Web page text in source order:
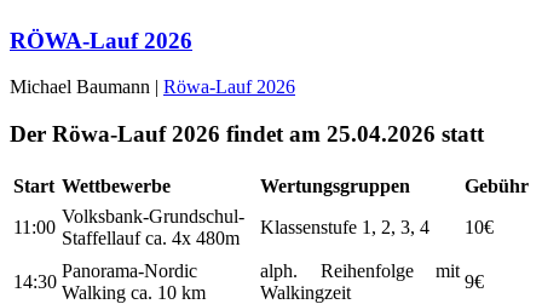
RÖWA-Lauf 2026
Michael Baumann | Röwa-Lauf 2026
Der Röwa-Lauf 2026 findet am 25.04.2026 statt
Start Wettbewerbe Wertungsgruppen
Gebühr
11:00
Volksbank-Grundschul-
Staffellauf ca. 4x 480m
Klassenstufe 1, 2, 3, 4 10€
14:30
Panorama-Nordic
Walking ca. 10 km
alph. Reihenfolge mit
Walkingzeit
9€